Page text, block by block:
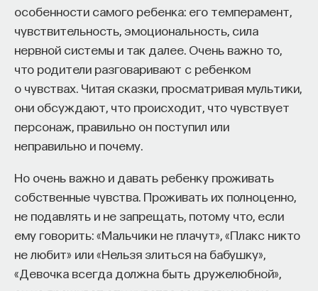
особенности самого ребенка: его темперамент,
чувствительность, эмоциональность, сила
нервной системы и так далее. Очень важно то,
что родители разговаривают с ребенком
о чувствах. Читая сказки, просматривая мультики,
они обсуждают, что происходит, что чувствует
персонаж, правильно он поступил или
неправильно и почему.
Но очень важно и давать ребенку проживать
собственные чувства. Проживать их полноценно,
не подавлять и не запрещать, потому что, если
ему говорить: «Мальчики не плачут», «Плакс никто
не любит» или «Нельзя злиться на бабушку»,
«Девочка всегда должна быть дружелюбной»,
ПАРТНЁР ПРОЕКТА
Что такое партнёрский материал?